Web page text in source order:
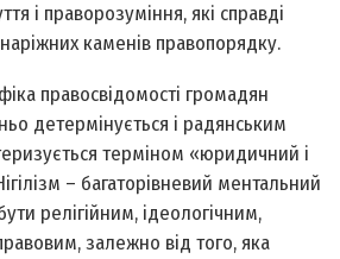
і праворозуміння, які справді
каменів правопорядку.
правосвідомості громадян
детермінується і радянським
терміном «юридичний і
– багаторівневий ментальний
релігійним, ідеологічним,
залежно від того, яка